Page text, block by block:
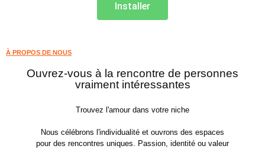
Installer
À PROPOS DE NOUS
Ouvrez-vous à la rencontre de personnes
vraiment intéressantes
Trouvez l'amour dans votre niche
Nous célébrons l'individualité et ouvrons des espaces
pour des rencontres uniques. Passion, identité ou valeur